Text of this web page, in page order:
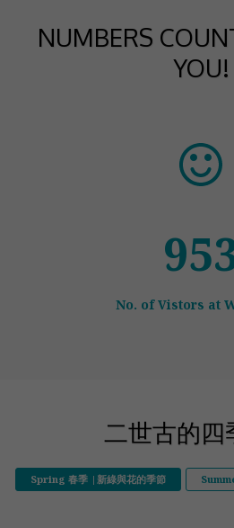
NUMBERS
YOU!
No. of Vistors at
二世古的四
Spring 春季 |新綠與花的季節